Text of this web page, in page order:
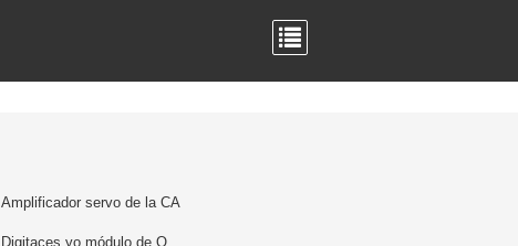
Amplificador servo de la CA
Digitaces yo módulo de O